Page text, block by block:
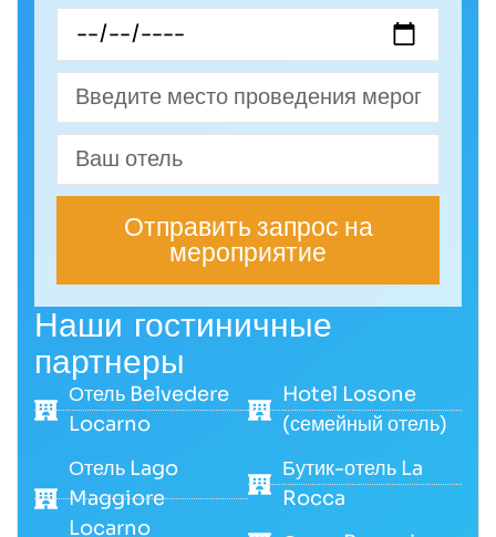
Отправить запрос на
мероприятие
Наши гостиничные
партнеры
Отель Belvedere
Locarno
Отель Lago
Maggiore
Locarno
Hotel Losone
(семейный отель)
Бутик-отель La
Rocca